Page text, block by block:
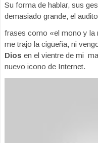
Su forma de hablar, sus
demasiado grande, el
frases como «el mono y la
me trajo la cigüeña, ni
Dios en el vientre de mi
nuevo icono de Internet.